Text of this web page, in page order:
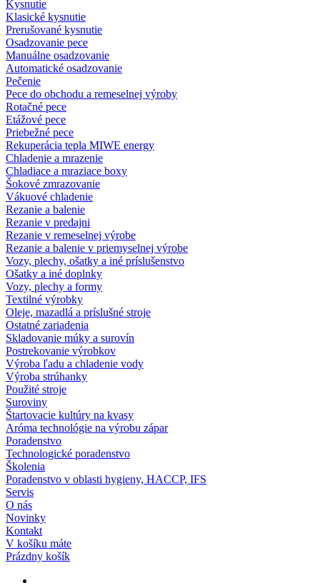
Kysnutie
Klasické kysnutie
Prerušované kysnutie
Osadzovanie pece
Manuálne osadzovanie
Automatické osadzovanie
Pečenie
Pece do obchodu a remeselnej výroby
Rotačné pece
Etážové pece
Priebežné pece
Rekuperácia tepla MIWE energy
Chladenie a mrazenie
Chladiace a mraziace boxy
Šokové zmrazovanie
Vákuové chladenie
Rezanie a balenie
Rezanie v predajni
Rezanie v remeselnej výrobe
Rezanie a balenie v priemyselnej výrobe
Vozy, plechy, ošatky a iné príslušenstvo
Ošatky a iné doplnky
Vozy, plechy a formy
Textilné výrobky
Oleje, mazadlá a príslušné stroje
Ostatné zariadenia
Skladovanie múky a surovín
Postrekovanie výrobkov
Výroba ľadu a chladenie vody
Výroba strúhanky
Použité stroje
Suroviny
Štartovacie kultúry na kvasy
Aróma technológie na výrobu zápar
Poradenstvo
Technologické poradenstvo
Školenia
Poradenstvo v oblasti hygieny, HACCP, IFS
Servis
O nás
Novinky
Kontakt
V košíku máte
Prázdny košík